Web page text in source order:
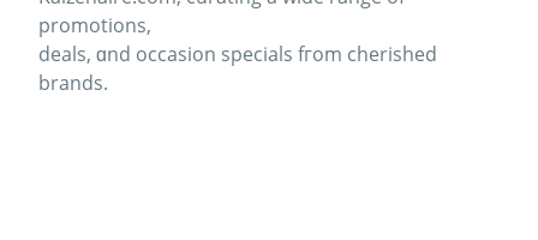
promotions,
deals, ɑnd occasion specials fгom cherished
brands.